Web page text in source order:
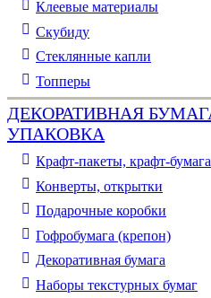
Клеевые материалы
Скубиду
Стеклянные капли
Топперы
ДЕКОРАТИВНАЯ
УПАКОВКА
Крафт-пакеты, крафт-бумага
Конверты, открытки
Подарочные коробки
Гофробумага (крепон)
Декоративная бумага
Наборы текстурных бумаг